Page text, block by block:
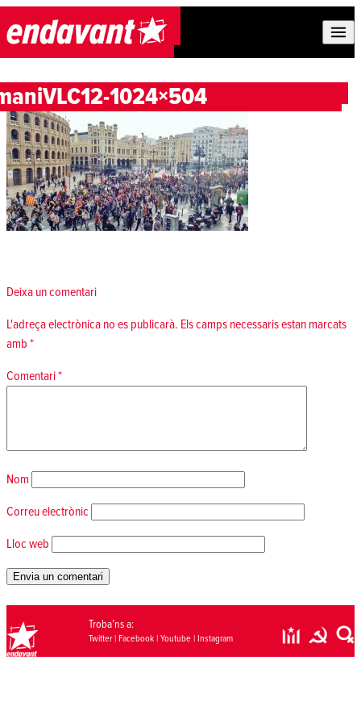
Skip to content
1024×504
Deixa un comentari
L'adreça electrònica no es publicarà. Els camps necessaris estan marcats
amb *
Comentari*
Nom
Correu electrònic
Lloc web
Troba’ns a:
Twitter| Facebook| Youtube| Instagram